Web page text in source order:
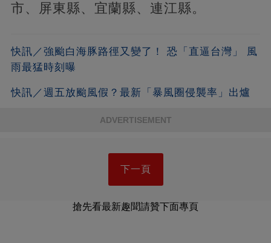
市、屏東縣、宜蘭縣、連江縣。
快訊／強颱白海豚路徑又變了！ 恐「直逼台灣」 風
雨最猛時刻曝
快訊／週五放颱風假？最新「暴風圈侵襲率」出爐
ADVERTISEMENT
下一頁
搶先看最新趣聞請贊下面專頁